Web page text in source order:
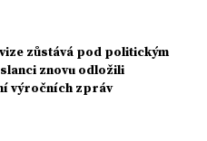
zůstává pod politickým
znovu odložili
výročních zpráv